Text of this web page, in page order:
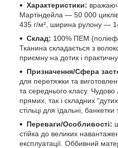
Характеристики:
Мартіндейла — 50 000
435 г/м², ширина рулону —
Склад: 100% ПЕМ
Тканина складається з
приємну на дотик і
Призначення/Сфера
для перетяжки та
та середнього класу.
прямих, так і складних
стільці для їдальні, банкетки
Переваги/Особливості:
стійка до великих
експлуатації. Оббивний